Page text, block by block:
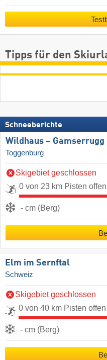
Tipps für den
Schneeberichte
Wildhaus – Gamserrugg
Toggenburg
Skigebiet geschlossen
0 von 23 km Pisten offen
- cm (Berg)
Elm im Sernftal
Schweiz
Skigebiet geschlossen
0 von 40 km Pisten offen
- cm (Berg)